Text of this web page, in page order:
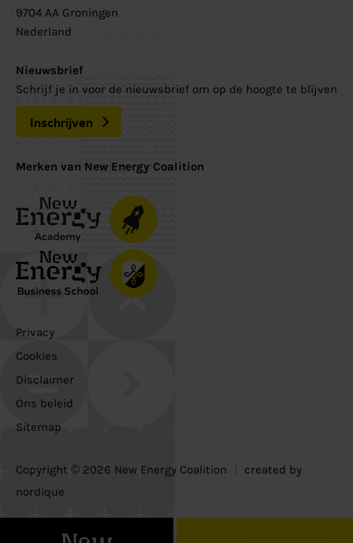
9704 AA Groningen
Nederland
Nieuwsbrief
Schrijf je in voor de nieuwsbrief om op de hoogte te blijven
Inschrijven
Merken van New Energy Coalition
Copyright © 2026 New Energy Coalition
created by
nordique
Privacy
Cookies
Disclaimer
Ons beleid
Sitemap